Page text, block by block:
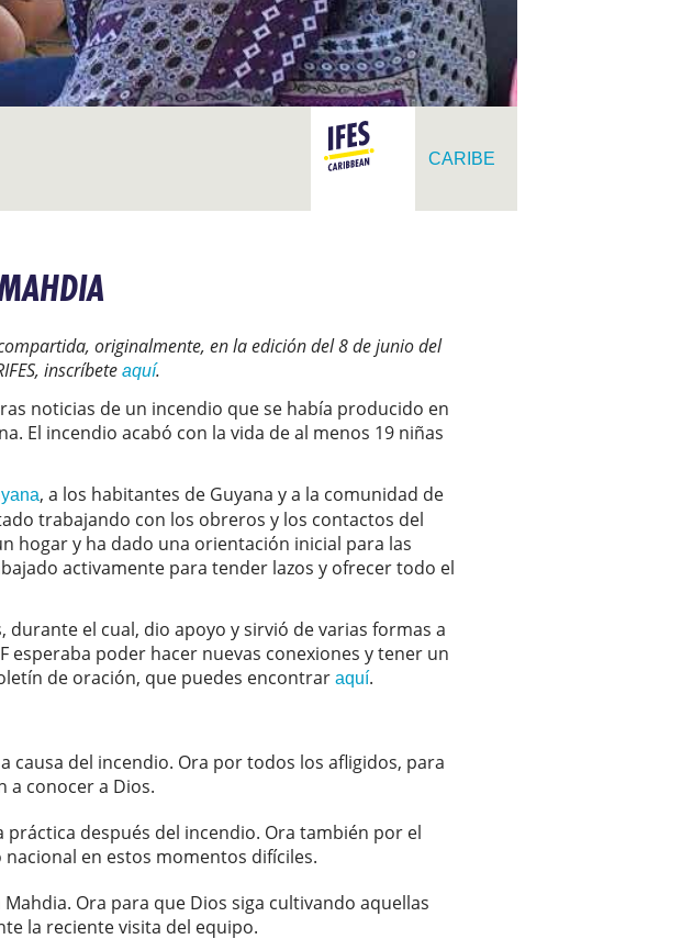
CARIBE
originalmente, en la edición del 8 de junio del
inscríbete aquí.
noticias de un incendio que se había producido en
El incendio acabó con la vida de al menos 19 niñas
, a los habitantes de Guyana y a la comunidad de
trabajando con los obreros y los contactos del
hogar y ha dado una orientación inicial para las
activamente para tender lazos y ofrecer todo el
durante el cual, dio apoyo y sirvió de varias formas a
esperaba poder hacer nuevas conexiones y tener un
de oración, que puedes encontrar aquí.
causa del incendio. Ora por todos los afligidos, para
a conocer a Dios.
práctica después del incendio. Ora también por el
nacional en estos momentos difíciles.
Ora para que Dios siga cultivando aquellas
la reciente visita del equipo.